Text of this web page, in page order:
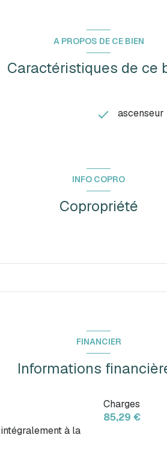
A PROPOS DE CE BIEN
Caractéristiques de ce
ascenseur
INFO COPRO
Copropriété
FINANCIER
Informations
à la
Charges
85,29 €